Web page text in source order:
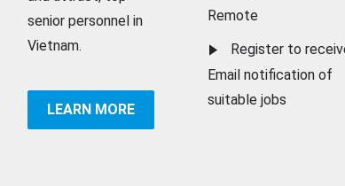
senior personnel in
Vietnam.
LEARN MORE
Remote
Register to
Email notification of
suitable jobs